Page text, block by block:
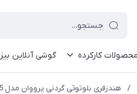
محصولات کارکرده گوشی آنلاین
/ هندزفری بلوتوثی گردنی پرووان مدل PHB3375